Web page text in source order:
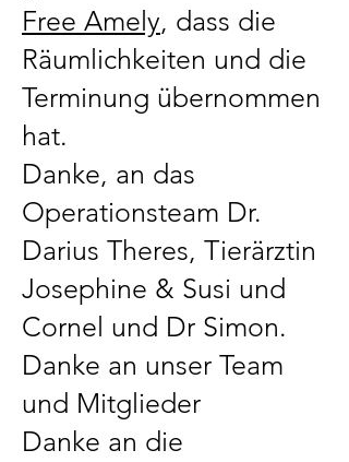
Free Amely, dass die
Räumlichkeiten und die
Terminung übernommen
hat.
Danke, an das
Operationsteam Dr.
Darius Theres, Tierärztin
Josephine & Susi und
Cornel und Dr Simon.
Danke an unser Team
und Mitglieder
Danke an die